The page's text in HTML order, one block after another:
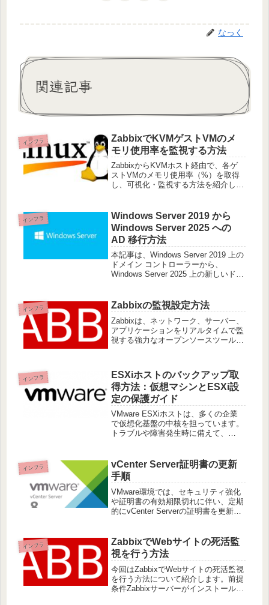
なっく
関連記事
インフラ
ZabbixでKVMゲストVMのメ
モリ使用率を監視する方法
ZabbixからKVMホスト経由で、各ゲ
ストVMのメモリ使用率（%）を取得
し、可視化・監視する方法を紹介しま
得します。 1. スクリプトの配置以下
の内容でスク
インフラ
Windows Server 2019 から
Windows Server 2025 への
AD 移行方法
本記事は、Windows Server 2019 上の
ドメイン コントローラーから、
Windows Server 2025 上の新しいドメ
インフラ Zabbixの監視設定方法
Zabbixは、ネットワーク、サーバー、
アプリケーションをリアルタイムで監
視する強力なオープンソースツールで
プで解説します。前提条件Zabbixサー
バーがインストール
インフラ
ESXiホストのバックアップ取
得方法：仮想マシンとESXi設
定の保護ガイド
VMware ESXiホストは、多くの企業
で仮想化基盤の中核を担っています。
トラブルや障害発生時に備えて、
ESXi環境でのバックアップを効率的
に取得するための方法について
インフラ
vCenter Server証明書の更新
手順
VMware環境では、セキュリティ強化
や証明書の有効期限切れに伴い、定期
的にvCenter Serverの証明書を更新す
トをご紹介します。今回は自己署名証
明書を利用
インフラ
ZabbixでWebサイトの死活監
視を行う方法
今回はZabbixでWebサイトの死活監視
を行う方法について紹介します。前提
条件Zabbixサーバーがインストールさ